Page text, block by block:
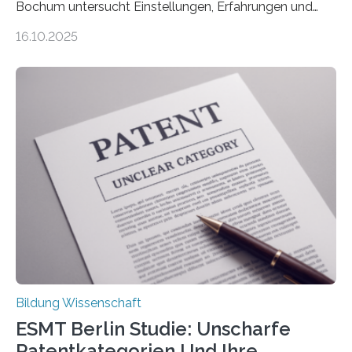
Bochum untersucht Einstellungen, Erfahrungen und
gehören zu den häufigsten gesundheitlichen
Rückenschmerzen denken und welche Erfahrungen sie
damit gemacht haben, kann entscheidend
beeinflussen, wie Schmerzen verlaufen und welche
Therapien wirken. Diese individuellen Überzeugungen
stehen im Mittelpunkt einer aktuellen Studie der
Hochschule Bochum. Im Rahmen des
Promotionsprojekts „BACKCamPAIN“ führt die
Doktorandin Deborah Jost (Hochschule Bochum,
Promotionskolleg NRW) derzeit eine Online-Umfrage
durch. Ziel ist es, herauszufinden,…
16.10.2025
Bildung Wissenschaft
ESMT Berlin Studie: Unscharfe